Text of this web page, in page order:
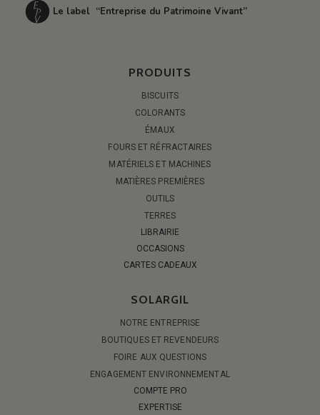
Le label “Entreprise du Patrimoine Vivant”
PRODUITS
BISCUITS
COLORANTS
ÉMAUX
FOURS ET RÉFRACTAIRES
MATÉRIELS ET MACHINES
MATIÈRES PREMIÈRES
OUTILS
TERRES
LIBRAIRIE
OCCASIONS
CARTES CADEAUX
SOLARGIL
NOTRE ENTREPRISE
BOUTIQUES ET REVENDEURS
FOIRE AUX QUESTIONS
ENGAGEMENT ENVIRONNEMENTAL
COMPTE PRO
EXPERTISE